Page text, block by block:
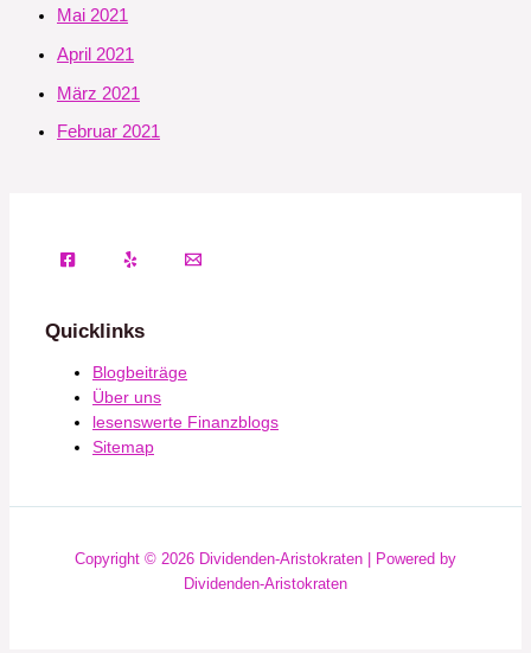
Mai 2021
April 2021
März 2021
Februar 2021
Quicklinks
Blogbeiträge
Über uns
lesenswerte Finanzblogs
Sitemap
Copyright © 2026 Dividenden-Aristokraten | Powered by
Dividenden-Aristokraten